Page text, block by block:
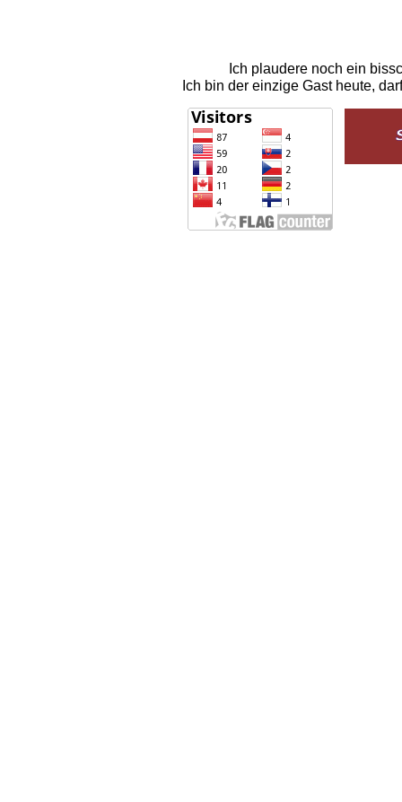
Ich plaudere noch ein
Ich bin der einzige Gast heute,